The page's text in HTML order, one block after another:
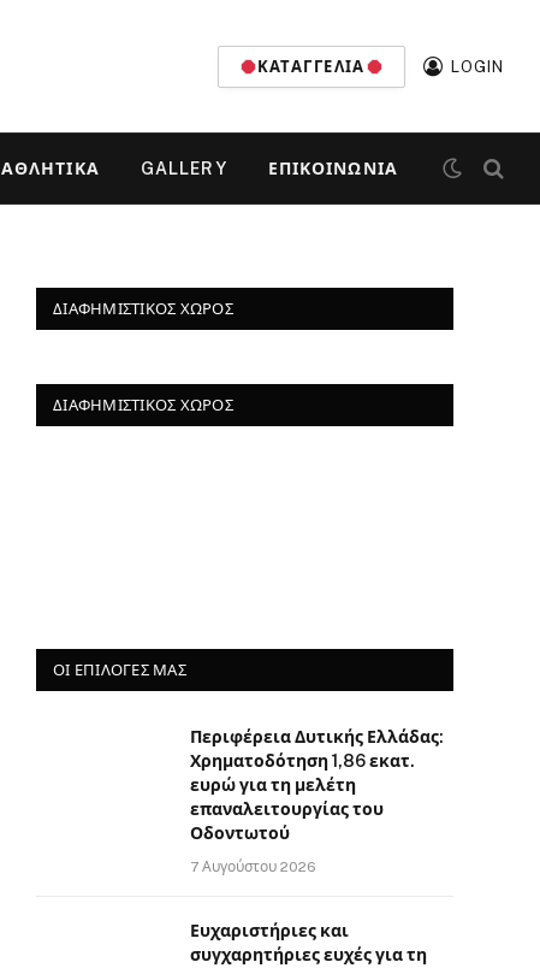
ΚΑΤΑΓΓΕΛΊΑ LOGIN
ΑΘΛΗΤΙΚΆ GALLERY ΕΠΙΚΟΙΝΩΝΊΑ
ΔΙΑΦΗΜΙΣΤΙΚΌΣ ΧΏΡΟΣ
ΔΙΑΦΗΜΙΣΤΙΚΌΣ ΧΏΡΟΣ
ΟΙ ΕΠΙΛΟΓΈΣ ΜΑΣ
Περιφέρεια Δυτικής Ελλάδας:
Χρηματοδότηση 1,86 εκατ.
ευρώ για τη μελέτη
επαναλειτουργίας του
Οδοντωτού
7 Αυγούστου 2026
Ευχαριστήριες και
συγχαρητήριες ευχές για τη